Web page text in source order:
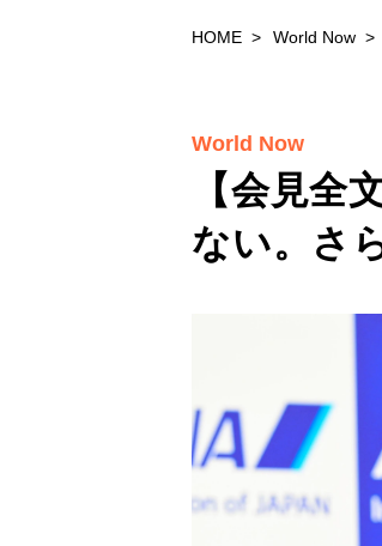
HOME World Now
【会見全
ない。さ
World Now